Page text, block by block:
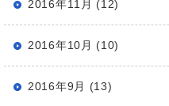
2016年11月 (12)
2016年10月 (10)
2016年9月 (13)